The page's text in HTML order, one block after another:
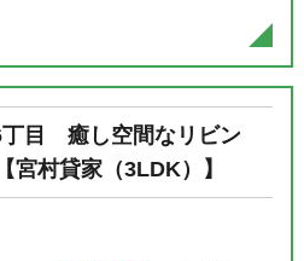
丁目 癒し空間なリビン
宮村貸家（3LDK）】